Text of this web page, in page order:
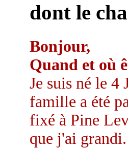
dont le
Bonjour,
Quand et où
Je suis né le
famille a été
fixé à Pine
que j'ai grandi.